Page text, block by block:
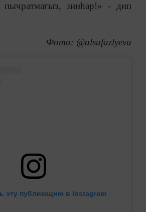
зинһар!»
- дип
Фото: @alsufazlyeva
эту публикацию в Instagram